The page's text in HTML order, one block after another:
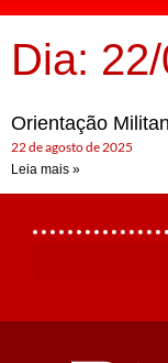
Dia:
Orientação
22 de agosto de 2025
Leia mais »